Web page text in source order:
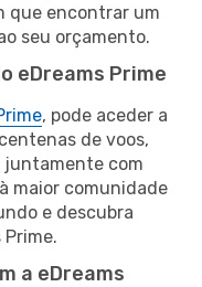
que encontrar um
seu orçamento.
eDreams Prime
, pode aceder a
de voos,
juntamente com
maior comunidade
e descubra
a eDreams